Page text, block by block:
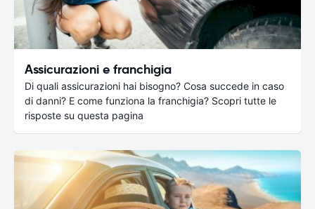
Assicurazioni e franchigia
Di quali assicurazioni hai bisogno? Cosa succede in caso
di danni? E come funziona la franchigia? Scopri tutte le
risposte su questa pagina